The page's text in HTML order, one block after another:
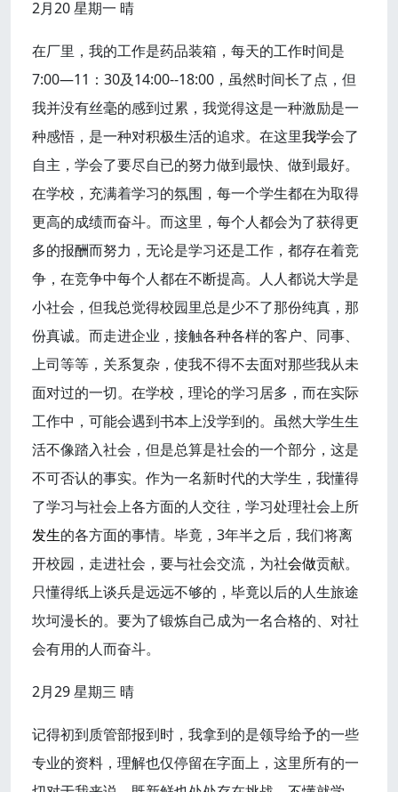
2月20 星期一 晴
在厂里，我的工作是药品装箱，每天的工作时间是
7:00—11：30及14:00--18:00，虽然时间长了点，但
我并没有丝毫的感到过累，我觉得这是一种激励是一
种感悟，是一种对积极生活的追求。在这里我学会了
自主，学会了要尽自已的努力做到最快、做到最好。
在学校，充满着学习的氛围，每一个学生都在为取得
更高的成绩而奋斗。而这里，每个人都会为了获得更
多的报酬而努力，无论是学习还是工作，都存在着竞
争，在竞争中每个人都在不断提高。人人都说大学是
小社会，但我总觉得校园里总是少不了那份纯真，那
份真诚。而走进企业，接触各种各样的客户、同事、
上司等等，关系复杂，使我不得不去面对那些我从未
面对过的一切。在学校，理论的学习居多，而在实际
工作中，可能会遇到书本上没学到的。虽然大学生生
活不像踏入社会，但是总算是社会的一个部分，这是
不可否认的事实。作为一名新时代的大学生，我懂得
了学习与社会上各方面的人交往，学习处理社会上所
发生的各方面的事情。毕竟，3年半之后，我们将离
开校园，走进社会，要与社会交流，为社会做贡献。
只懂得纸上谈兵是远远不够的，毕竟以后的人生旅途
坎坷漫长的。要为了锻炼自己成为一名合格的、对社
会有用的人而奋斗。
2月29 星期三 晴
记得初到质管部报到时，我拿到的是领导给予的一些
专业的资料，理解也仅停留在字面上，这里所有的一